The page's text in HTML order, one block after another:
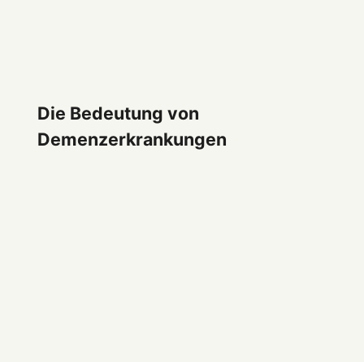
Die Bedeutung von
Demenzerkrankungen